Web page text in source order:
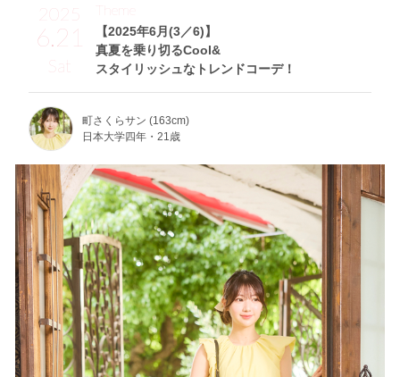
2025
6.21
Sat
【2025年6月(3／6)】
真夏を乗り切るCool&
スタイリッシュなトレンドコーデ！
Theme
町さくらサン (163cm)
日本大学四年・21歳